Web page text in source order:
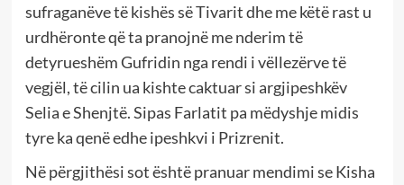
sufraganëve të kishës së Tivarit dhe me këtë rast u
urdhëronte që ta pranojnë me nderim të
detyrueshëm Gufridin nga rendi i vëllezërve të
vegjël, të cilin ua kishte caktuar si argjipeshkëv
Selia e Shenjtë. Sipas Farlatit pa mëdyshje midis
tyre ka qenë edhe ipeshkvi i Prizrenit.
Në përgjithësi sot është pranuar mendimi se Kisha